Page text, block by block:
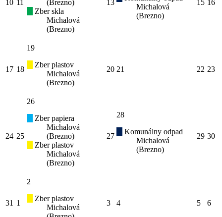
10 11
(Brezno)
Zber skla
Michalová
(Brezno)
13
Michalová
(Brezno)
15 16
17 18
19
Zber plastov
Michalová
(Brezno)
20 21 22 23
24 25
26
Zber papiera
Michalová
(Brezno)
Zber plastov
Michalová
(Brezno)
27
28
Komunálny odpad
Michalová
(Brezno)
29 30
31 1
2
Zber plastov
Michalová
3 4 5 6